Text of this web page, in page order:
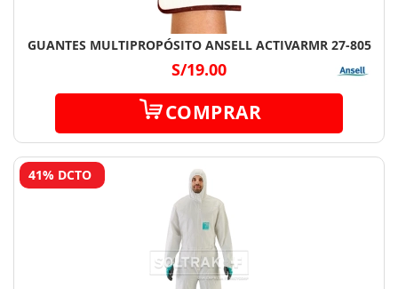
GUANTES MULTIPROPÓSITO ANSELL ACTIVARMR 27-805
S/19.00
COMPRAR
41% DCTO